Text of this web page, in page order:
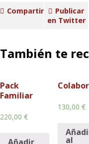
Compartir
Publicar
en Twitter
También te
Pack
Familiar
220,00 €
130,00 €
al